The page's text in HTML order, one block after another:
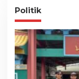
Politik